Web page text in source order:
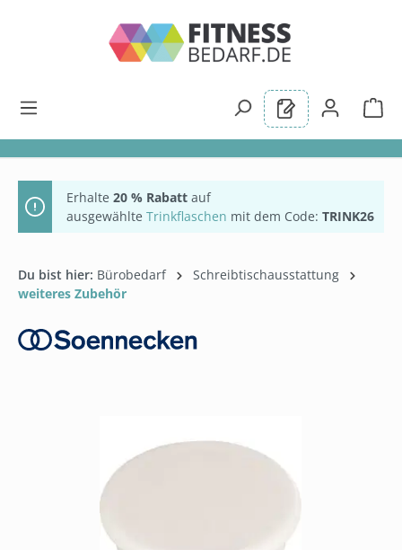
Erhalte 20 % Rabatt auf
ausgewählte Trinkflaschen mit dem Code: TRINK26
Du bist hier: Bürobedarf
Schreibtischausstattung
weiteres Zubehör